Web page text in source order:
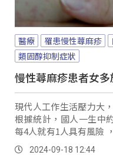
醫療 罹患慢性蕁麻疹
類固醇抑制症狀
慢性蕁麻疹患者女
現代人工作生活壓力大
根據統計，國人一生中
每4人就有1人具有風險
外，也有需要長期治療的
2024-09-18 12:44